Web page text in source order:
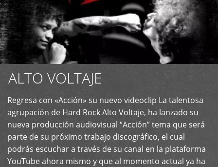
ALTO VOLTAJE
Regresa con «Acción» su nuevo videoclip La talentosa
agrupación de Hard Rock Alto Voltaje, ha lanzado su
nueva producción audiovisual “Acción” tema que será
parte de su próximo trabajo discográfico, el cual
podrás escuchar a través de su canal en la plataforma
YouTube ahora mismo y que al momento actual ya ha
+